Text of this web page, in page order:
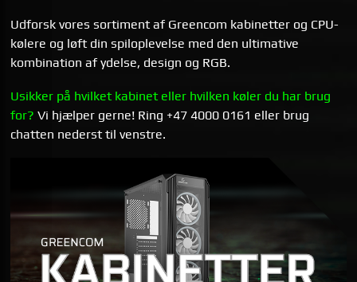
Udforsk vores sortiment af Greencom kabinetter og CPU-
kølere og løft din spil­oplevelse med den ultimative
kombination af ydelse, design og RGB.
Usikker på hvilket kabinet eller hvilken køler du har brug
for? Vi hjælper gerne! Ring +47 4000 0161 eller brug
chatten nederst til venstre.